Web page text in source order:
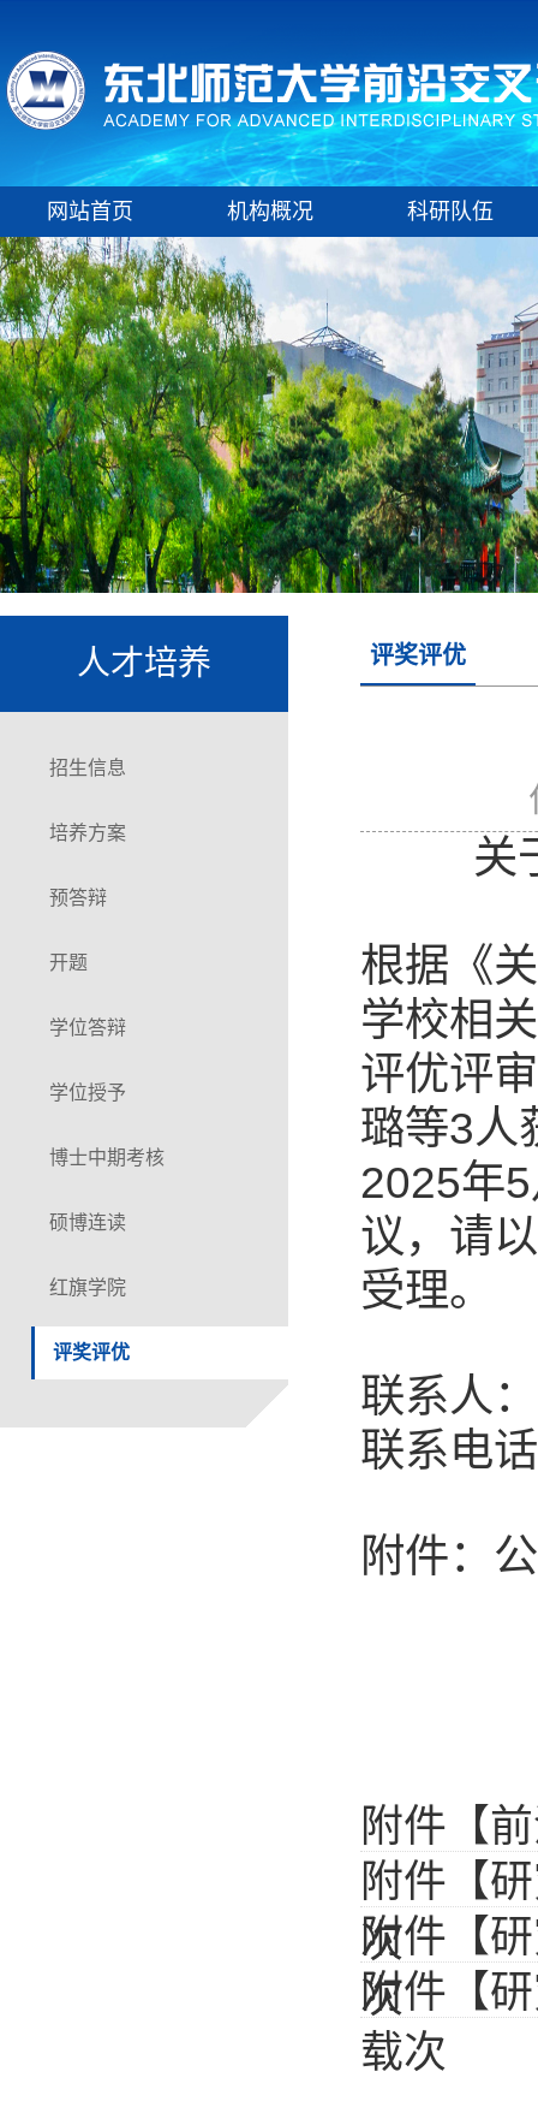
网站首页 机构概况 科研队伍
人才培养
招生信息
培养方案
预答辩
开题
学位答辩
学位授予
博士中期考核
硕博连读
红旗学院
评奖评优
评奖评优
关
根据《
学校相
评优评
璐等3人
2025年5
议，请
受理。
联系人
联系电
附件：
附件【
附件【
次
附件【
次
附件【
载次